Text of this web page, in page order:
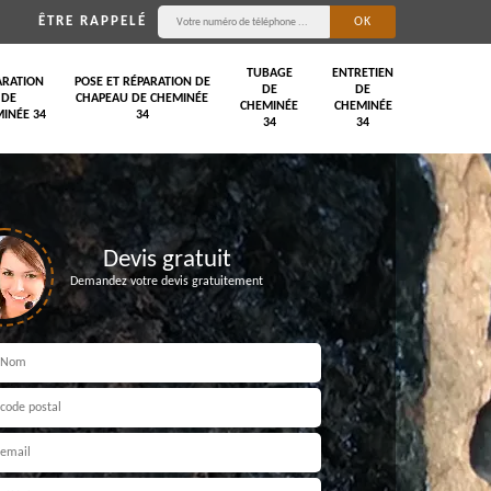
ÊTRE RAPPELÉ
DE
34
POSE ET RÉPARATION DE
CHAPEAU DE CHEMINÉE
34
TUBAGE
DE
CHEMINÉE
34
ENTRETIEN
DE
CHEMINÉE
34
Devis gratuit
Demandez votre devis gratuitement